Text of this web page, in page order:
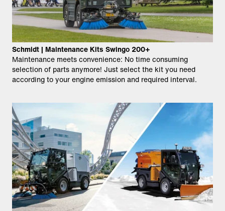
Schmidt | Maintenance Kits Swingo 200+
Maintenance meets convenience: No time consuming
selection of parts anymore!​ Just select the kit you need
according to your engine emission and required interval.